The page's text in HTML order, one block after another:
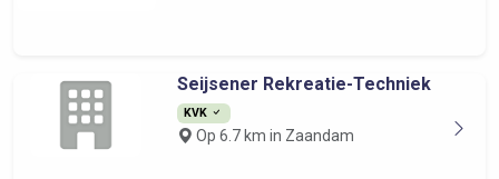
Seijsener Rekreatie-Techniek
KVK
Op 6.7 km in Zaandam